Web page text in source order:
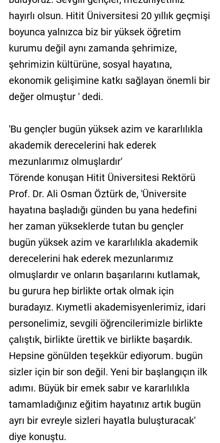
hayırlı olsun. Hitit Üniversitesi 20 yıllık geçmişi
boyunca yalnızca biz bir yüksek öğretim
kurumu değil aynı zamanda şehrimize,
şehrimizin kültürüne, sosyal hayatına,
ekonomik gelişimine katkı sağlayan önemli bir
değer olmuştur ' dedi.
'Bu gençler bugün yüksek azim ve kararlılıkla
akademik derecelerini hak ederek
mezunlarımız olmuşlardır'
Törende konuşan Hitit Üniversitesi Rektörü
Prof. Dr. Ali Osman Öztürk de, 'Üniversite
hayatına başladığı günden bu yana hedefini
her zaman yükseklerde tutan bu gençler
bugün yüksek azim ve kararlılıkla akademik
derecelerini hak ederek mezunlarımız
olmuşlardır ve onların başarılarını kutlamak,
bu gurura hep birlikte ortak olmak için
buradayız. Kıymetli akademisyenlerimiz, idari
personelimiz, sevgili öğrencilerimizle birlikte
çalıştık, birlikte ürettik ve birlikte başardık.
Hepsine gönülden teşekkür ediyorum. bugün
sizler için bir son değil. Yeni bir başlangıçın ilk
adımı. Büyük bir emek sabır ve kararlılıkla
tamamladığınız eğitim hayatınız artık bugün
ayrı bir evreyle sizleri hayatla buluşturacak'
diye konuştu.